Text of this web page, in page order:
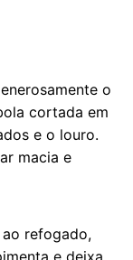
o
cortada em
e o louro.
macia e
refogado,
e deixa